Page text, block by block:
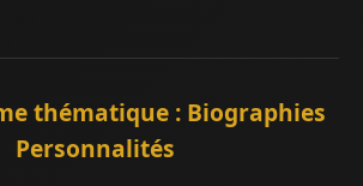
thématique : Biographies
Personnalités